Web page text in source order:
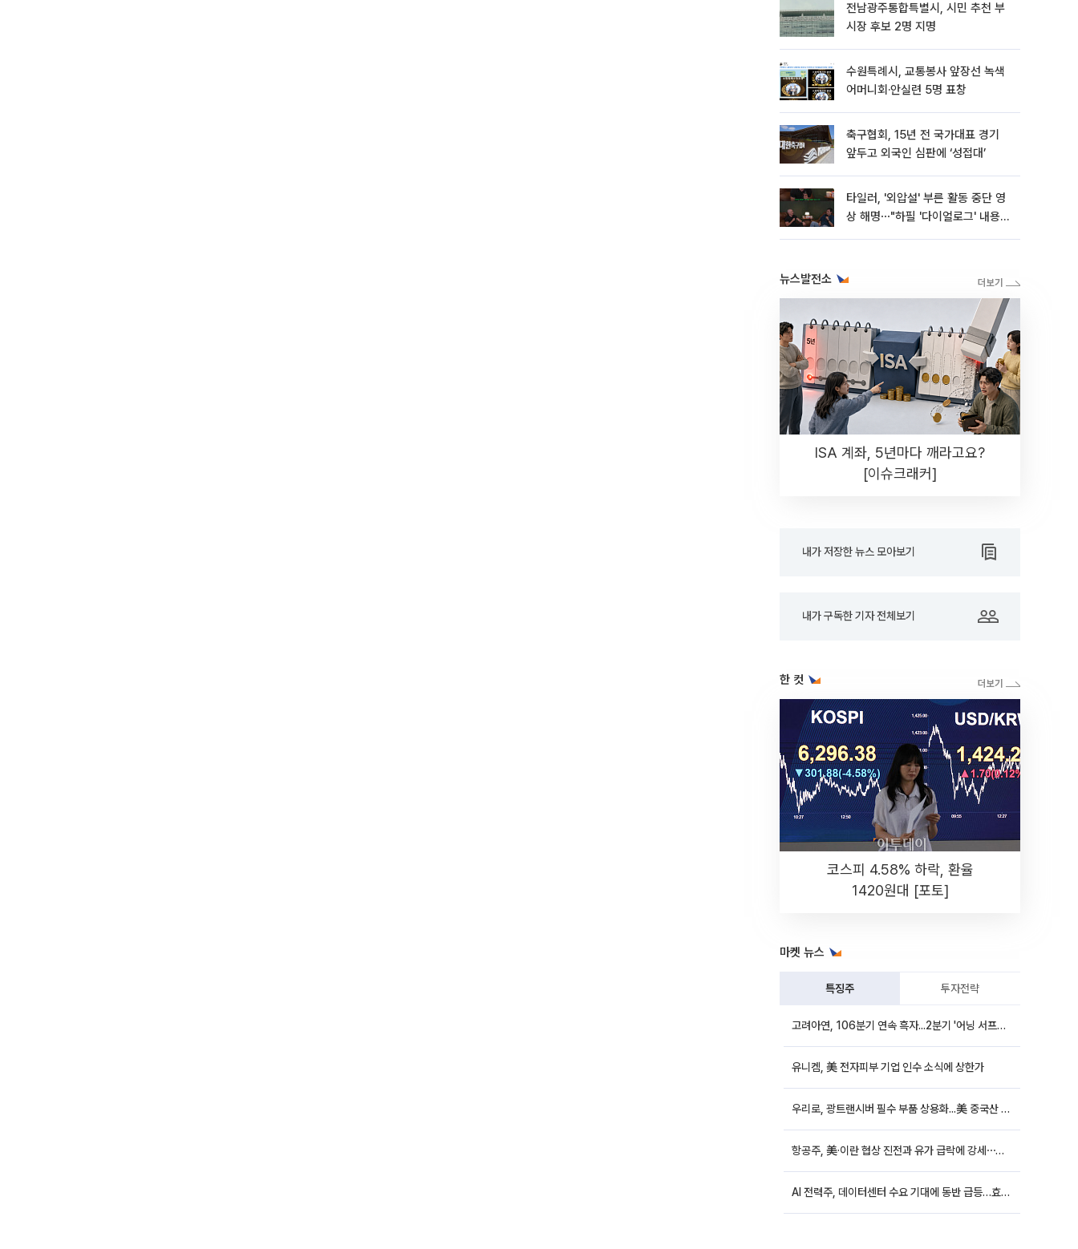
전남광주통합특별시, 시민 추천 부
시장 후보 2명 지명
수원특례시, 교통봉사 앞장선 녹색
어머니회·안실련 5명 표창
축구협회, 15년 전 국가대표 경기
앞두고 외국인 심판에 ‘성접대’
타일러, '외압설' 부른 활동 중단 영
상 해명⋯"하필 '다이얼로그' 내용이
뉴스발전소
ISA 계좌, 5년마다 깨라고요?
[이슈크래커]
내가 저장한 뉴스 모아보기
내가 구독한 기자 전체보기
한 컷
코스피 4.58% 하락, 환율
1420원대 [포토]
마켓 뉴스
특징주 투자전략
고려아연, 106분기 연속 흑자...2분기 '어닝 서프라이즈'에 장 초반 12%대 강세
유니켐, 美 전자피부 기업 인수 소식에 상한가
우리로, 광트랜시버 필수 부품 상용화...美 중국산 퇴출 추진에 상승세
항공주, 美·이란 협상 진전과 유가 급락에 강세⋯한진칼 8%↑
AI 전력주, 데이터센터 수요 기대에 동반 급등…효성중공업 10%↑